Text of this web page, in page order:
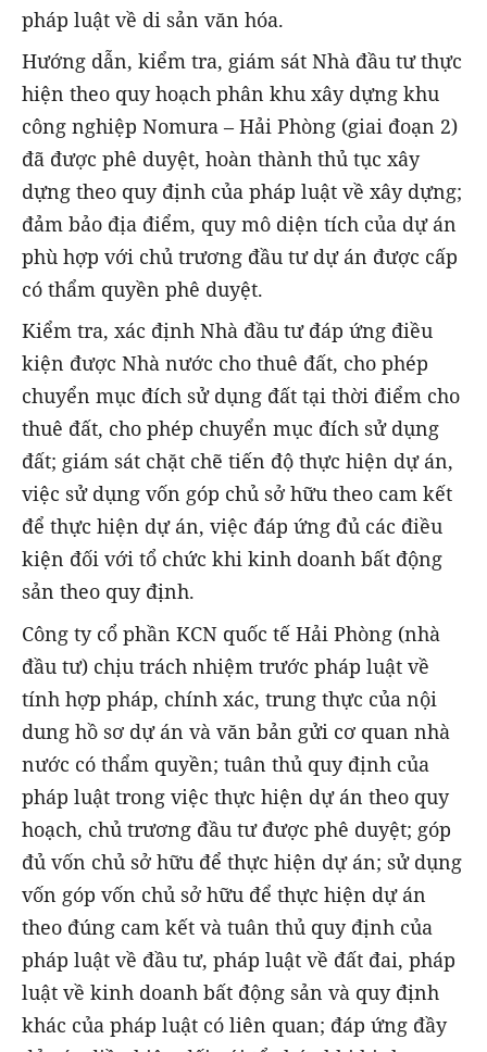
pháp luật về di sản văn hóa.
Hướng dẫn, kiểm tra, giám sát Nhà đầu tư thực
hiện theo quy hoạch phân khu xây dựng khu
công nghiệp Nomura – Hải Phòng (giai đoạn 2)
đã được phê duyệt, hoàn thành thủ tục xây
dựng theo quy định của pháp luật về xây dựng;
đảm bảo địa điểm, quy mô diện tích của dự án
phù hợp với chủ trương đầu tư dự án được cấp
có thẩm quyền phê duyệt.
Kiểm tra, xác định Nhà đầu tư đáp ứng điều
kiện được Nhà nước cho thuê đất, cho phép
chuyển mục đích sử dụng đất tại thời điểm cho
thuê đất, cho phép chuyển mục đích sử dụng
đất; giám sát chặt chẽ tiến độ thực hiện dự án,
việc sử dụng vốn góp chủ sở hữu theo cam kết
để thực hiện dự án, việc đáp ứng đủ các điều
kiện đối với tổ chức khi kinh doanh bất động
sản theo quy định.
Công ty cổ phần KCN quốc tế Hải Phòng (nhà
đầu tư) chịu trách nhiệm trước pháp luật về
tính hợp pháp, chính xác, trung thực của nội
dung hồ sơ dự án và văn bản gửi cơ quan nhà
nước có thẩm quyền; tuân thủ quy định của
pháp luật trong việc thực hiện dự án theo quy
hoạch, chủ trương đầu tư được phê duyệt; góp
đủ vốn chủ sở hữu để thực hiện dự án; sử dụng
vốn góp vốn chủ sở hữu để thực hiện dự án
theo đúng cam kết và tuân thủ quy định của
pháp luật về đầu tư, pháp luật về đất đai, pháp
luật về kinh doanh bất động sản và quy định
khác của pháp luật có liên quan; đáp ứng đầy